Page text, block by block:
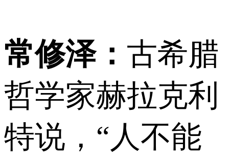
常修泽： 古希腊
哲学家赫拉克利
特说，“人不能